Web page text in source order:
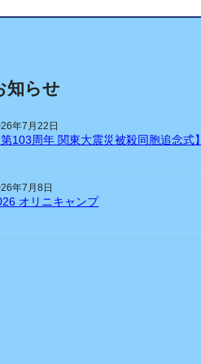
知らせ
年7月22日
第103周年 関東大震災被殺同胞追念式】
年7月8日
オリニキャンプ